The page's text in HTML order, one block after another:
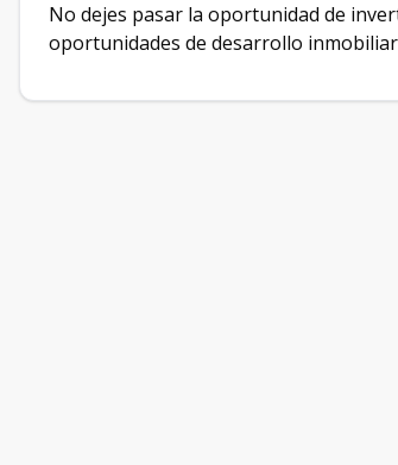
No dejes pasar la oportunidad de
oportunidades de desarrollo